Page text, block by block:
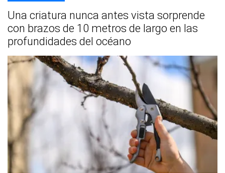
Una criatura nunca antes vista sorprende
con brazos de 10 metros de largo en las
profundidades del océano